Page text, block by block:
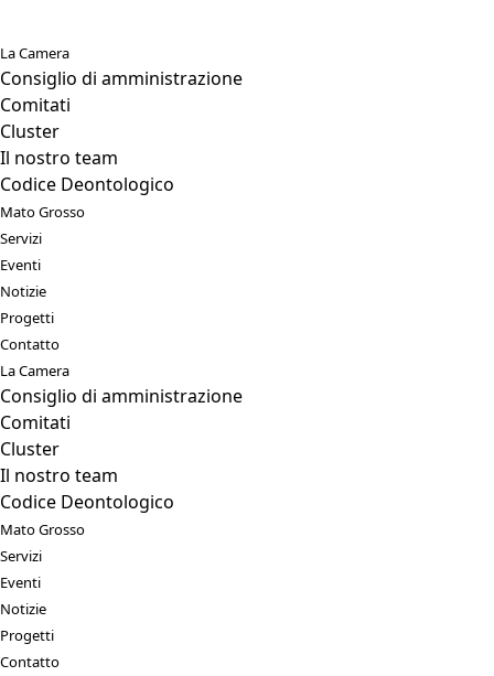
La Camera
Consiglio di amministrazione
Comitati
Cluster
Il nostro team
Codice Deontologico
Mato Grosso
Servizi
Eventi
Notizie
Progetti
Contatto
La Camera
Consiglio di amministrazione
Comitati
Cluster
Il nostro team
Codice Deontologico
Mato Grosso
Servizi
Eventi
Notizie
Progetti
Contatto